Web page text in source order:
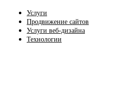
Услуги
Продвижение сайтов
Услуги веб-дизайна
Технологии